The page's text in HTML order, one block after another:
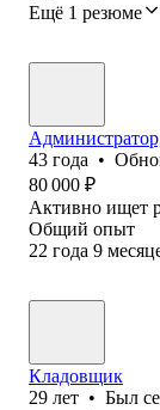
Ещё 1 резюме
43 года •
80 000 ₽
Активно ищет
Общий опыт
22 года 9
Кладовщик
29 лет • Был